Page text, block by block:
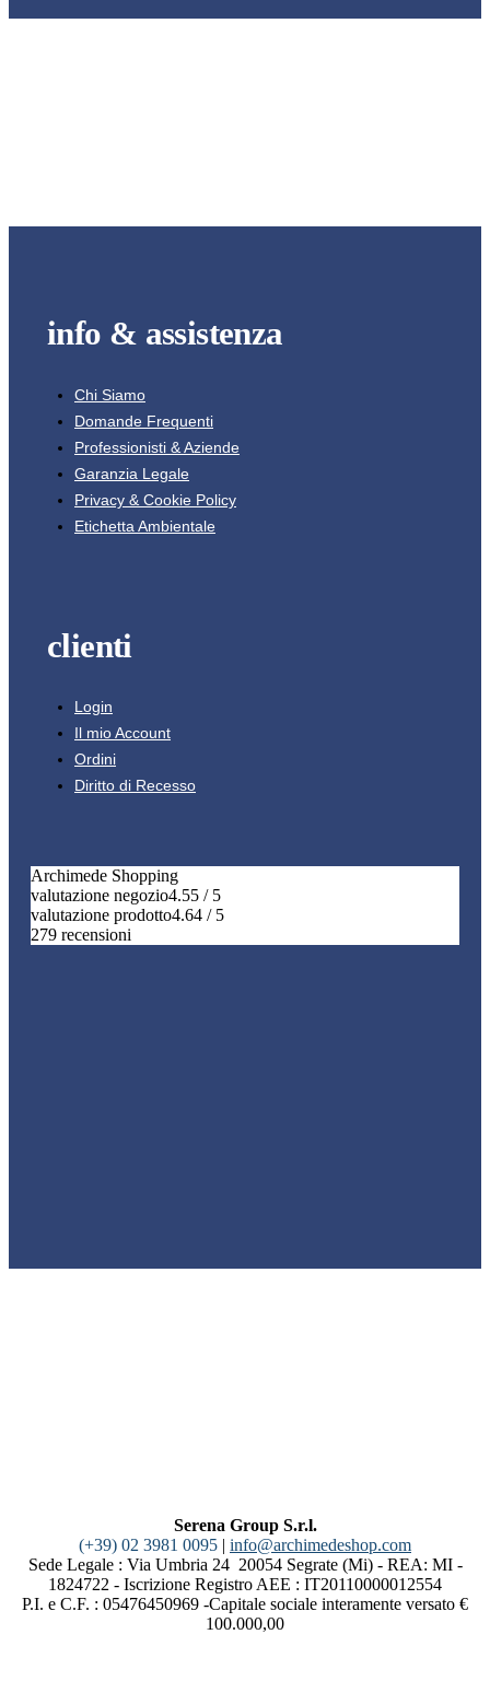
info & assistenza
Chi Siamo
Domande Frequenti
Professionisti & Aziende
Garanzia Legale
Privacy & Cookie Policy
Etichetta Ambientale
clienti
Login
Il mio Account
Ordini
Diritto di Recesso
Archimede Shopping
valutazione negozio4.55 / 5
valutazione prodotto4.64 / 5
279 recensioni
Serena Group S.r.l.
(+39) 02 3981 0095 | info@archimedeshop.com
Sede Legale : Via Umbria 24 20054 Segrate (Mi) - REA: MI -
1824722 - Iscrizione Registro AEE : IT20110000012554
P.I. e C.F. : 05476450969 -Capitale sociale interamente versato €
100.000,00